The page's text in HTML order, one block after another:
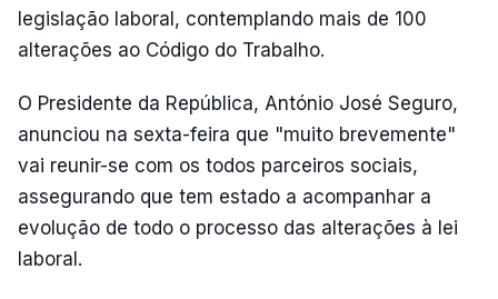
legislação laboral, contemplando mais de 100
alterações ao Código do Trabalho.
O Presidente da República, António José Seguro,
anunciou na sexta-feira que "muito brevemente"
vai reunir-se com os todos parceiros sociais,
assegurando que tem estado a acompanhar a
evolução de todo o processo das alterações à lei
laboral.